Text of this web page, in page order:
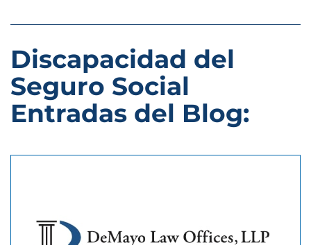
Discapacidad del
Seguro Social
Entradas del Blog: